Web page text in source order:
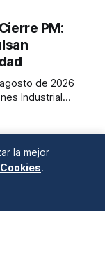
PM:
de 2026
Industrial
mientras que el
mostró
la mejor
.